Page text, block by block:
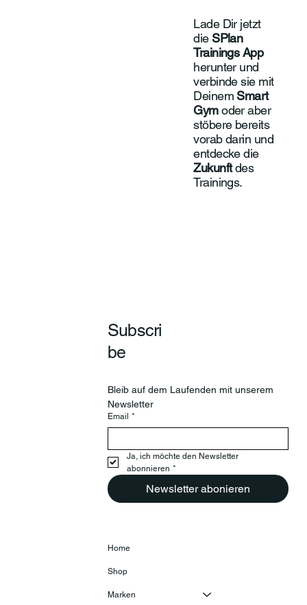
Lade Dir jetzt
die SPlan
Trainings App
herunter und
verbinde sie mit
Deinem Smart
Gymoder aber
stöbere bereits
vorab darin und
entdecke die
Zukunftdes
Trainings.
Subscri
be
Bleib auf dem Laufenden mit unserem
Newsletter
Email *
Ja, ich möchte den Newsletter
abonnieren *
Newsletter abonieren
Home
Shop
Marken